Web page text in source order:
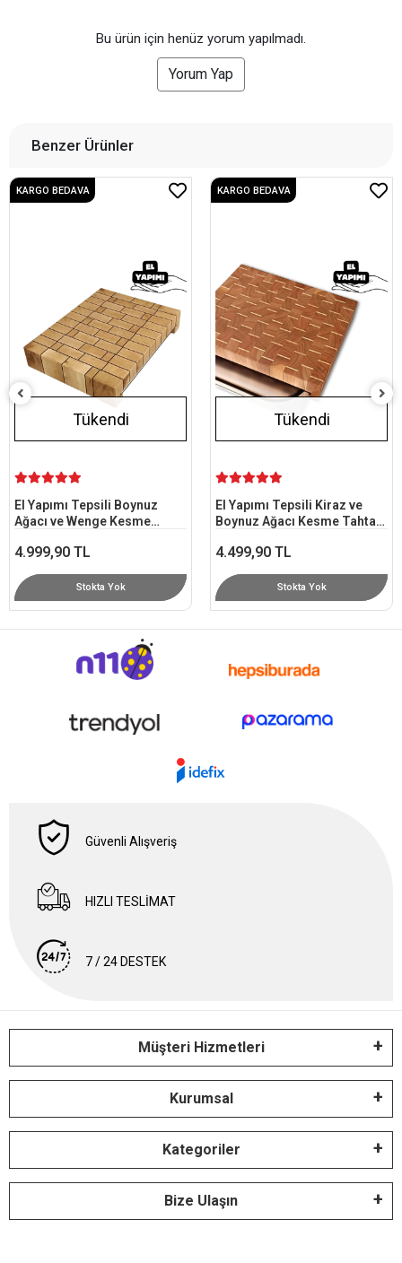
Bu ürün için henüz yorum yapılmadı.
Yorum Yap
Benzer Ürünler
KARGO BEDAVA
Tükendi
El Yapımı Tepsili Kiraz ve
Boynuz Ağacı Kesme Tahtası
4.499,90 TL
Stokta Yok
KARGO BEDAVA
Tükendi
El Yapımı Tepsili Meşe
Kesme Tahtası 29,5x38 cm -
4.249,90 TL
Stokta Yok
Güvenli Alışveriş
HIZLI TESLİMAT
7 / 24 DESTEK
Müşteri Hizmetleri
Kurumsal
Kategoriler
Bize Ulaşın